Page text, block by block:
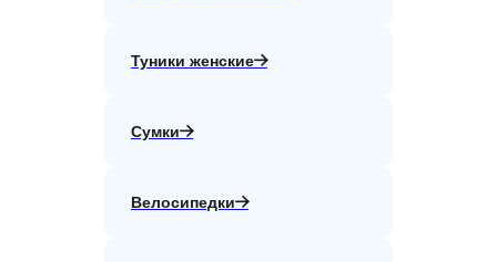
Туники женские
Сумки
Велосипедки